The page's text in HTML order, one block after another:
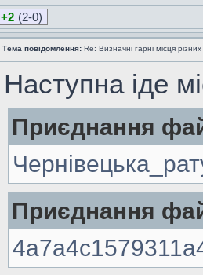
+2 (2-0)
Тема повідомлення: Re: Визначні гарні місця
Наступна іде
Приєднання
Приєднання